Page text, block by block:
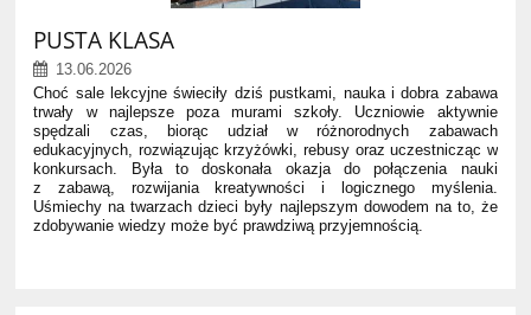
PUSTA KLASA
13.06.2026
Choć sale lekcyjne świeciły dziś pustkami, nauka i dobra zabawa
trwały w najlepsze poza murami szkoły. Uczniowie aktywnie
spędzali czas, biorąc udział w różnorodnych zabawach
edukacyjnych, rozwiązując krzyżówki, rebusy oraz uczestnicząc w
konkursach. Była to doskonała okazja do połączenia nauki
z zabawą, rozwijania kreatywności i logicznego myślenia.
Uśmiechy na twarzach dzieci były najlepszym dowodem na to, że
zdobywanie wiedzy może być prawdziwą przyjemnością.